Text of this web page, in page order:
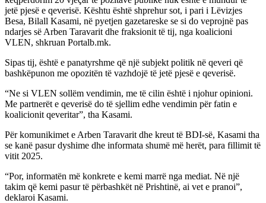
jetë pjesë e qeverisë. Kështu është shprehur sot, i pari i Lëvizjes
Besa, Bilall Kasami, në pyetjen gazetareske se si do veprojnë pas
ndarjes së Arben Taravarit dhe fraksionit të tij, nga koalicioni
VLEN, shkruan Portalb.mk.
Sipas tij, është e panatyrshme që një subjekt politik në qeveri që
bashkëpunon me opozitën të vazhdojë të jetë pjesë e qeverisë.
“Ne si VLEN sollëm vendimin, me të cilin është i njohur opinioni.
Me partnerët e qeverisë do të sjellim edhe vendimin për fatin e
koalicionit qeveritar”, tha Kasami.
Për komunikimet e Arben Taravarit dhe kreut të BDI-së, Kasami tha
se kanë pasur dyshime dhe informata shumë më herët, para fillimit të
vitit 2025.
“Por, informatën më konkrete e kemi marrë nga mediat. Në një
takim që kemi pasur të përbashkët në Prishtinë, ai vet e pranoi”,
deklaroi Kasami.